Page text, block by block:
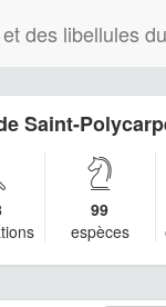
des libellules
Saint-
99
espèces